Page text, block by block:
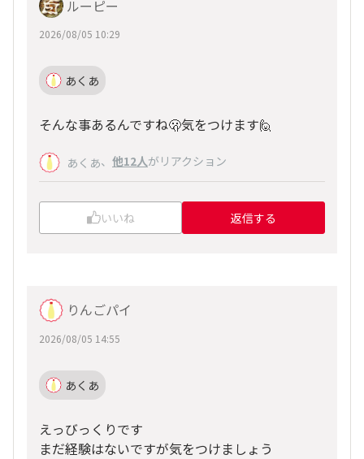
ルーピー
2026/08/05 10:29
あくあ
そんな事あるんですね🫢気をつけます🙋
あくあ、 他12人がリアクション
いいね 返信する
りんごパイ
2026/08/05 14:55
あくあ
えっびっくりです
まだ経験はないですが気をつけましょう